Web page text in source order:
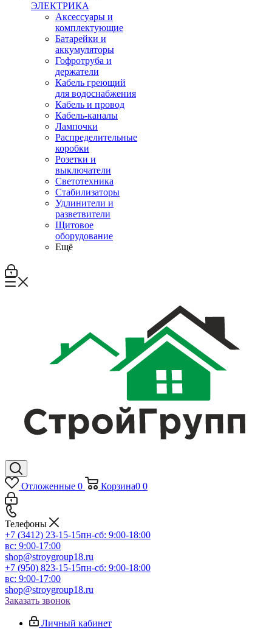
ЭЛЕКТРИКА
Аксессуары и
комплектующие
Батарейки и
аккумуляторы
Гофротруба и
держатели
Кабель греющий
для водоснабжения
Кабель и провод
Кабель-каналы
Лампочки
Распределительные
коробки
Розетки и
выключатели
Светотехника
Стабилизаторы
Удлинители и
разветвители
Щитовое
оборудование
Ещё
Отложенные 0 Корзина0 0
Телефоны
+7 (3412) 23-15-15пн-сб: 9:00-18:00
вс: 9:00-17:00
shop@stroygroup18.ru
+7 (950) 823-15-15пн-сб: 9:00-18:00
вс: 9:00-17:00
shop@stroygroup18.ru
Заказать звонок
Личный кабинет